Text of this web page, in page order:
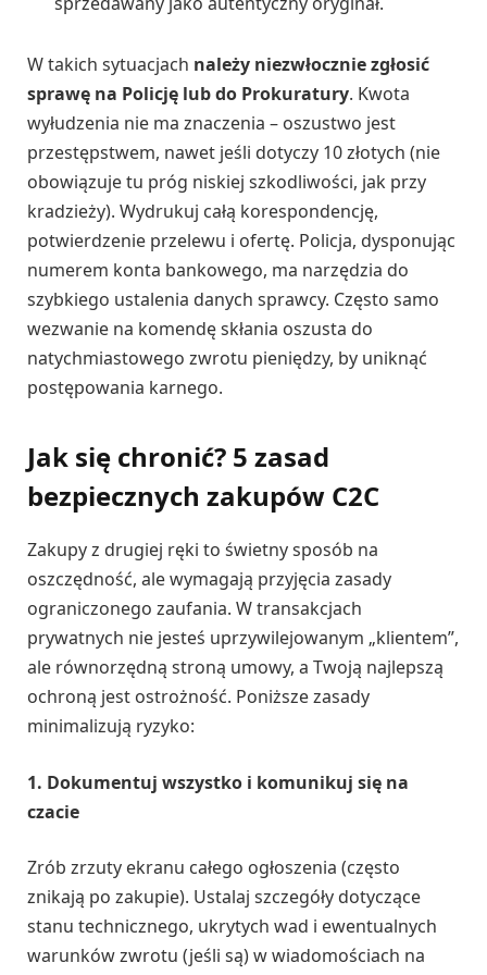
W takich sytuacjach należy niezwłocznie zgłosić
sprawę na Policję lub do Prokuratury. Kwota
wyłudzenia nie ma znaczenia – oszustwo jest
przestępstwem, nawet jeśli dotyczy 10 złotych (nie
obowiązuje tu próg niskiej szkodliwości, jak przy
kradzieży). Wydrukuj całą korespondencję,
potwierdzenie przelewu i ofertę. Policja, dysponując
numerem konta bankowego, ma narzędzia do
szybkiego ustalenia danych sprawcy. Często samo
wezwanie na komendę skłania oszusta do
natychmiastowego zwrotu pieniędzy, by uniknąć
postępowania karnego.
Jak się chronić? 5 zasad
bezpiecznych zakupów C2C
Zakupy z drugiej ręki to świetny sposób na
oszczędność, ale wymagają przyjęcia zasady
ograniczonego zaufania. W transakcjach
prywatnych nie jesteś uprzywilejowanym „klientem”,
ale równorzędną stroną umowy, a Twoją najlepszą
ochroną jest ostrożność. Poniższe zasady
minimalizują ryzyko:
1. Dokumentuj wszystko i komunikuj się na
czacie
Zrób zrzuty ekranu całego ogłoszenia (często
znikają po zakupie). Ustalaj szczegóły dotyczące
stanu technicznego, ukrytych wad i ewentualnych
warunków zwrotu (jeśli są) w wiadomościach na